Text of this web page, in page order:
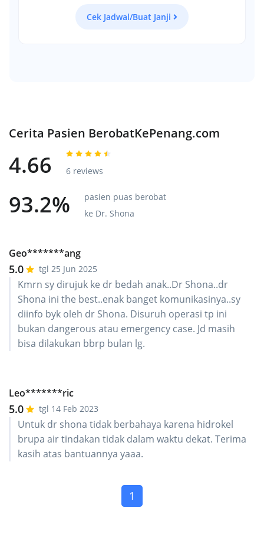
Cek Jadwal/Buat Janji
Cerita Pasien BerobatKePenang.com
4.66 6 reviews
93.2%
pasien puas berobat
ke Dr. Shona
Geo*******ang
5.0 tgl 25 Jun 2025
Kmrn sy dirujuk ke dr bedah anak..Dr Shona..dr
Shona ini the best..enak banget komunikasinya..sy
diinfo byk oleh dr Shona. Disuruh operasi tp ini
bukan dangerous atau emergency case. Jd masih
bisa dilakukan bbrp bulan lg.
Leo*******ric
5.0 tgl 14 Feb 2023
Untuk dr shona tidak berbahaya karena hidrokel
brupa air tindakan tidak dalam waktu dekat. Terima
kasih atas bantuannya yaaa.
1